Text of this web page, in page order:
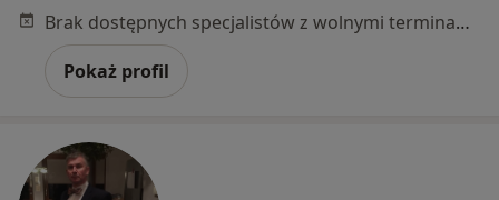
Brak dostępnych specjalistów z wolnymi terminami w tym centrum medycznym.
Pokaż profil